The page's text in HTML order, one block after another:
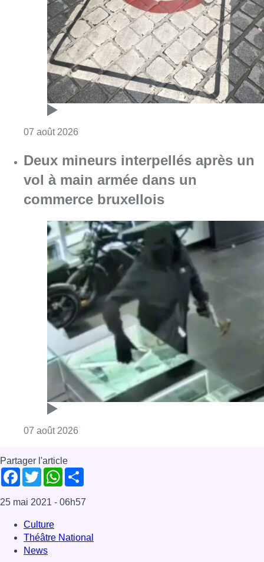
07 août 2026
Deux mineurs interpellés après un
vol à main armée dans un
commerce bruxellois
07 août 2026
Partager l'article
Facebook
TwitterWhatsApp
25 mai 2021 - 06h57
Culture
Théâtre National
News